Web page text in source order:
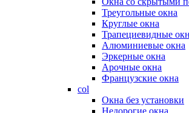
Треугольные окна
Круглые окна
Трапециевидные
Алюминиевые окна
Эркерные окна
Арочные окна
Французские окна
col
Окна без установки
Недорогие окна